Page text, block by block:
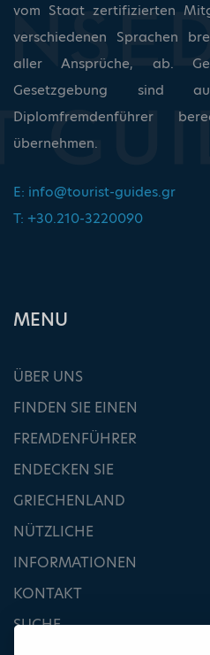
vom Staat zertifizierten
verschiedenen Sprachen
aller Ansprüche, ab.
Gesetzgebung sind
Diplomfremdenführer
übernehmen.
E: info@tourist-guides.gr
T: +30.210-3220090
ΜΕΝU
ÜBER UNS
FINDEN SIE EINEN
FREMDENFÜHRER
ENDECKEN SIE
GRIECHENLAND
NÜTZLICHE
INFORMATIONEN
KONTAKT
SUCHE